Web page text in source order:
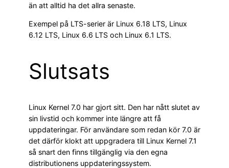
än att alltid ha det allra senaste.
Exempel på LTS-serier är Linux 6.18 LTS, Linux
6.12 LTS, Linux 6.6 LTS och Linux 6.1 LTS.
Slutsats
Linux Kernel 7.0 har gjort sitt. Den har nått slutet av
sin livstid och kommer inte längre att få
uppdateringar. För användare som redan kör 7.0 är
det därför klokt att uppgradera till Linux Kernel 7.1
så snart den finns tillgänglig via den egna
distributionens uppdateringssystem.